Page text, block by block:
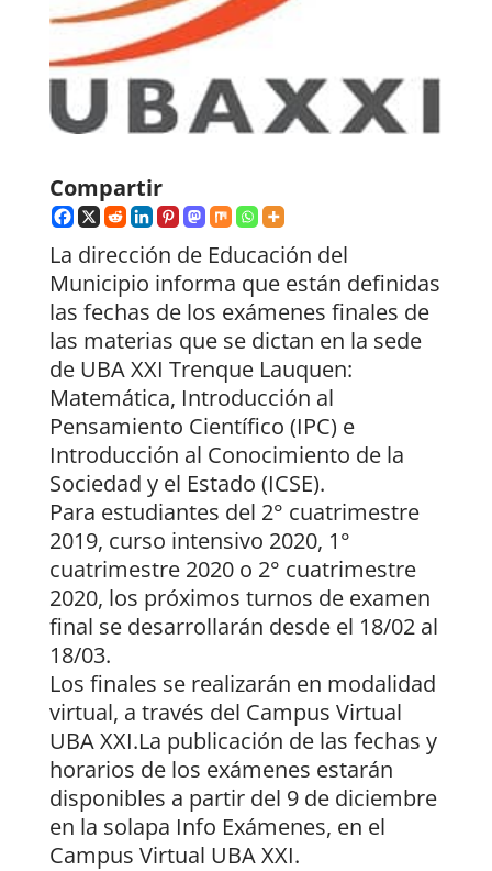
Compartir
La dirección de Educación del
Municipio informa que están definidas
las fechas de los exámenes finales de
las materias que se dictan en la sede
de UBA XXI Trenque Lauquen:
Matemática, Introducción al
Pensamiento Científico (IPC) e
Introducción al Conocimiento de la
Sociedad y el Estado (ICSE).
Para estudiantes del 2° cuatrimestre
2019, curso intensivo 2020, 1°
cuatrimestre 2020 o 2° cuatrimestre
2020, los próximos turnos de examen
final se desarrollarán desde el 18/02 al
18/03.
Los finales se realizarán en modalidad
virtual, a través del Campus Virtual
UBA XXI.La publicación de las fechas y
horarios de los exámenes estarán
disponibles a partir del 9 de diciembre
en la solapa Info Exámenes, en el
Campus Virtual UBA XXI.